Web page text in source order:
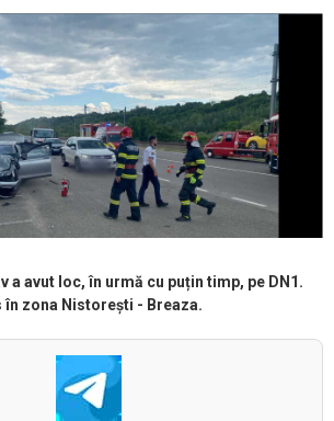
a avut loc, în urmă cu puțin timp, pe DN1.
în zona Nistorești - Breaza.